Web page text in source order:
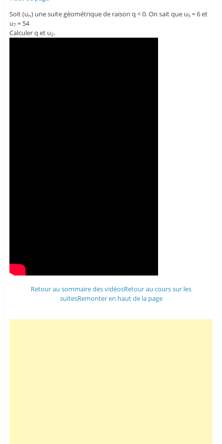
Soit (un) une suite géométrique de raison q < 0. On sait que u5= 6 et
u7= 54
Calculer q et u2.
Retour au sommaire des vidéosRetour au cours sur les
suitesRemonter en haut de la page